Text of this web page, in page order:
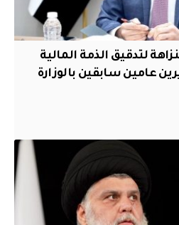
لتدقيق الذمة المالية
عامين سابقين بالوزارة